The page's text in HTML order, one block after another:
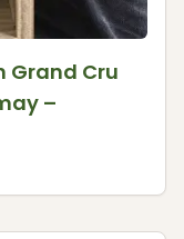
Grand Cru
–